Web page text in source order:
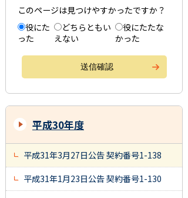
このページは見つけやすかったですか？
役にた
った
どちらともい
えない
役にたたな
かった
平成30年度
平成31年3月27日公告 契約番号1-138
平成31年1月23日公告 契約番号1-130